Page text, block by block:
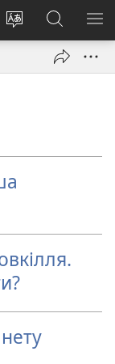
Змінити
Увійти
(відкривається
Пошук
на
сайті